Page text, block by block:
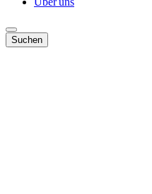
Suchen